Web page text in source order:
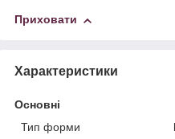
Приховати
Характеристики
Основні
Тип форми